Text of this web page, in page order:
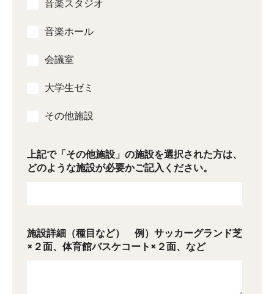
音楽スタジオ
音楽ホール
会議室
大学生ゼミ
その他施設
上記で「その他施設」の施設を選択された方は、
どのような施設が必要かご記入ください。
施設詳細（種目など） 例）サッカーグランド芝
×２面、体育館バスケコート×２面、など